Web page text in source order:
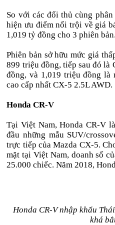
So với các đối thủ cùng
hiện ưu điểm nổi trội về giá
1,019 tỷ đồng cho 3 phiên bản.
Phiên bản sở hữu mức giá
899 triệu đồng, tiếp sau đó
đồng, và 1,019 triệu đồng là
cao cấp nhất CX-5 2.5L AWD.
Honda CR-V
Tại Việt Nam, Honda CR-V
đầu những mẫu SUV/
trực tiếp của Mazda CX-5.
mặt tại Việt Nam, doanh số
25.000 chiếc. Năm 2018,
Honda CR-V nhập khẩu
khá